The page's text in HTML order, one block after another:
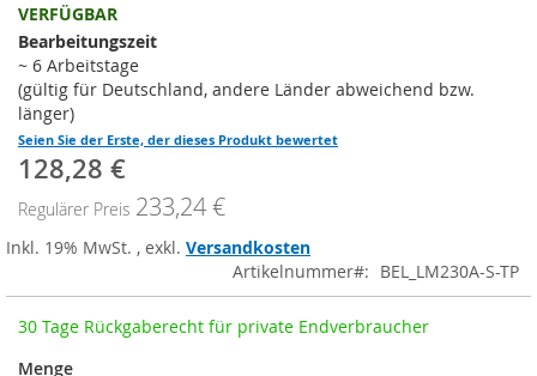
springen
VERFÜGBAR
Bearbeitungszeit
~ 6 Arbeitstage
(gültig für Deutschland, andere Länder abweichend bzw.
länger)
Seien Sie der Erste, der dieses Produkt bewertet
Sonderpreis
128,28 €
Regulärer Preis 233,24 €
Inkl. 19% MwSt. , exkl. Versandkosten
Artikelnummer
BEL_LM230A-S-TP
30 Tage Rückgaberecht für private Endverbraucher
Menge